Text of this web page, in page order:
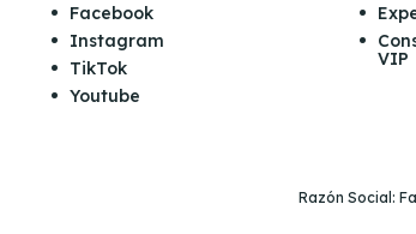
Facebook
Instagram
TikTok
Youtube
VIP
Razón Social: